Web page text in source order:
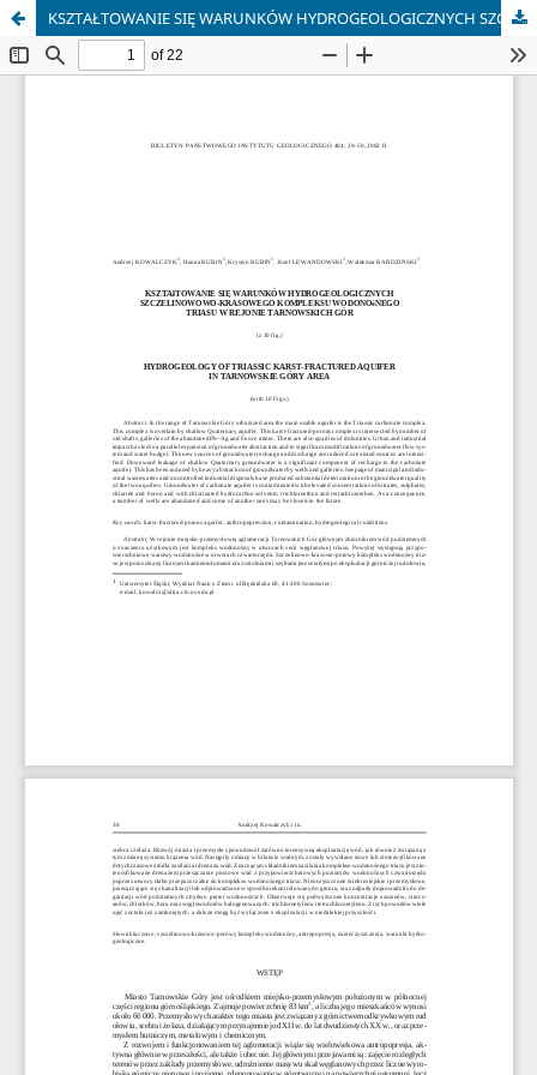
KSZTAŁTOWANIE SIĘ WARUNKÓW HYDROGEOLOGICZNYCH SZCZELINOWOWO-KRASOWEGO KOMPLEKSU WODONOŚNEGO TRIA SU W REJONIE TARNOWSKICH GÓR (z 10 fig.)